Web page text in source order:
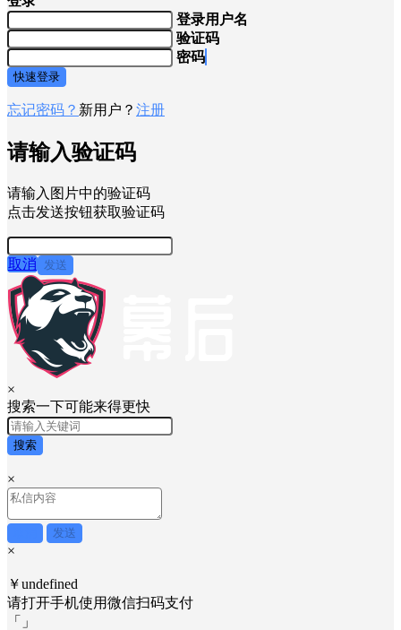
登录用户名
验证码
密码
快速登录
忘记密码？ 新用户？ 注册
请输入验证码
请输入图片中的验证码
点击发送按钮获取验证码
取消 发送
×
搜索一下可能来得更快
搜索
×
发送
×
￥undefined
请打开手机使用微信扫码支付
「
」